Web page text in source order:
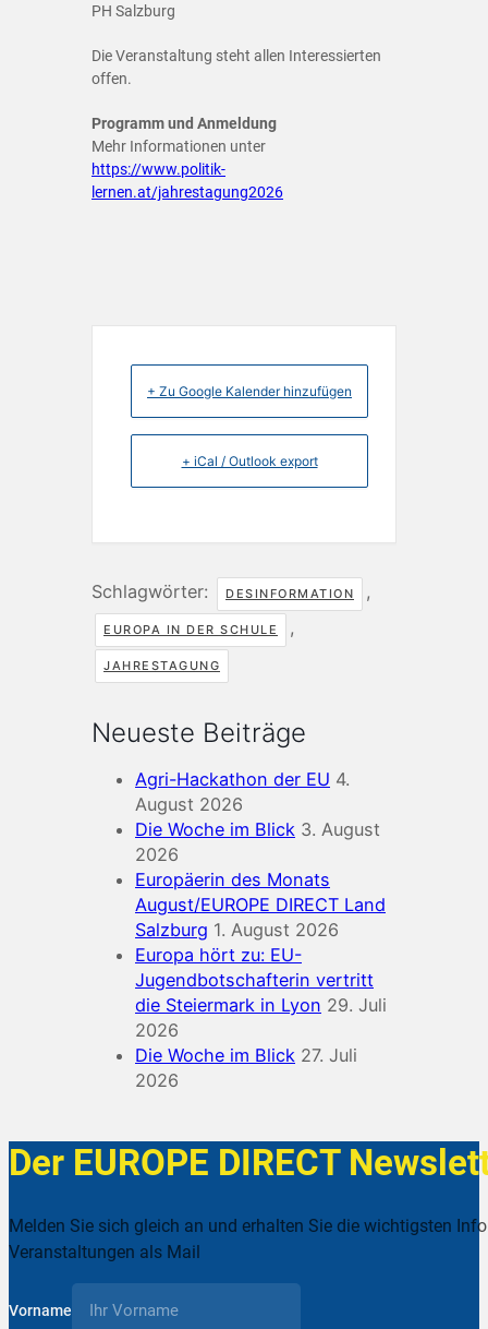
PH Salzburg
Die Veranstaltung steht allen Interessierten
offen.
Programm und Anmeldung
Mehr Informationen unter
https://www.politik-
lernen.at/jahrestagung2026
+ Zu Google Kalender hinzufügen
+ iCal / Outlook export
Schlagwörter: DESINFORMATION ,
EUROPA IN DER SCHULE ,
JAHRESTAGUNG
Neueste Beiträge
Agri-Hackathon der EU 4.
August 2026
Die Woche im Blick 3. August
2026
Europäerin des Monats
August/EUROPE DIRECT Land
Salzburg 1. August 2026
Europa hört zu: EU-
Jugendbotschafterin vertritt
die Steiermark in Lyon 29. Juli
2026
Die Woche im Blick 27. Juli
2026
Der EUROPE DIRECT
Melden Sie sich gleich an und erhalten Sie die wichtigsten
Veranstaltungen als Mail
Vorname